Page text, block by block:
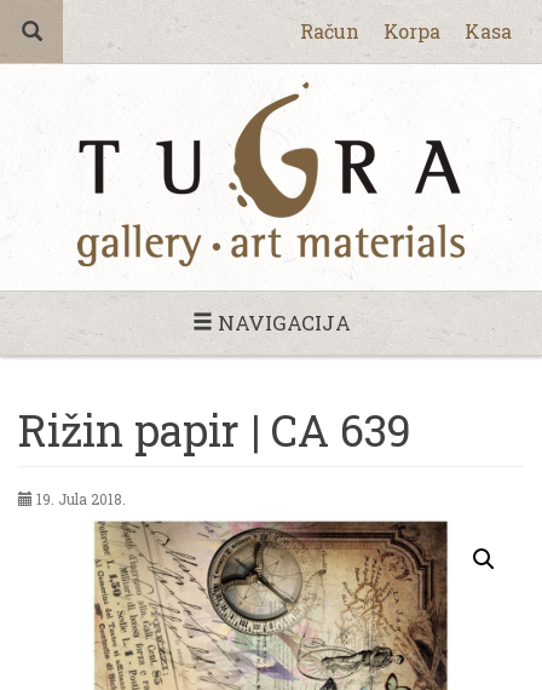
Račun Korpa Kasa
NAVIGACIJA
Rižin papir | CA 639
19. Jula 2018.